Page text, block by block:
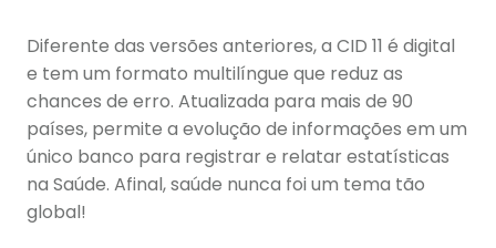
Diferente das versões anteriores, a CID 11 é digital
e tem um formato multilíngue que reduz as
chances de erro. Atualizada para mais de 90
países, permite a evolução de informações em um
único banco para registrar e relatar estatísticas
na Saúde. Afinal, saúde nunca foi um tema tão
global!